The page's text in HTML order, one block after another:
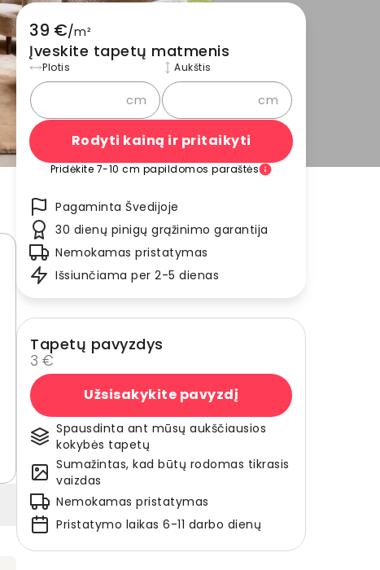
39 €/m²
Įveskite tapetų matmenis
Plotis
cm
Aukštis
cm
Rodyti kainą ir pritaikyti
Pridėkite 7-10 cm papildomos paraštės
Pagaminta Švedijoje
30 dienų pinigų grąžinimo garantija
Nemokamas pristatymas
Išsiunčiama per 2-5 dienas
Tapetų pavyzdys
3 €
Užsisakykite pavyzdį
Spausdinta ant mūsų aukščiausios
kokybės tapetų
Sumažintas, kad būtų rodomas tikrasis
vaizdas
Nemokamas pristatymas
Pristatymo laikas 6-11 darbo dienų